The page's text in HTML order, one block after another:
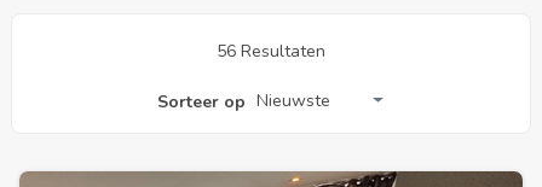
56 Resultaten
Sorteer op Nieuwste